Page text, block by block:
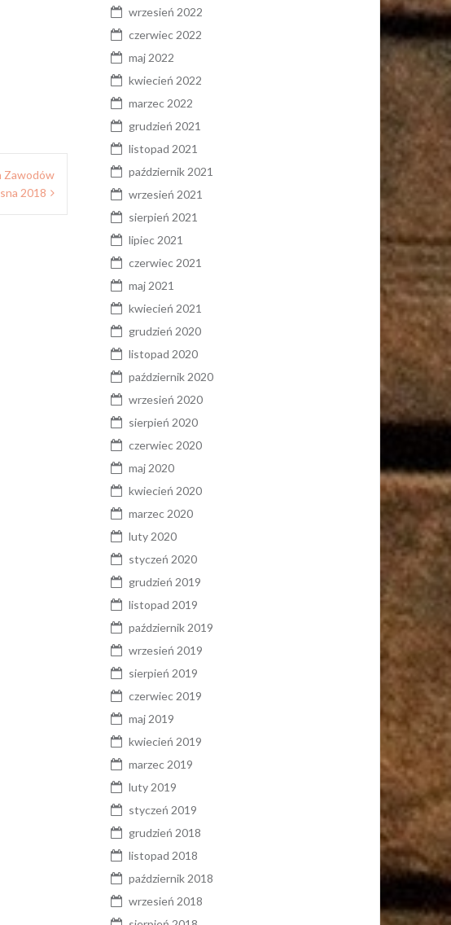
Zawodów
2018
wrzesień 2022
czerwiec 2022
maj 2022
kwiecień 2022
marzec 2022
grudzień 2021
listopad 2021
październik 2021
wrzesień 2021
sierpień 2021
lipiec 2021
czerwiec 2021
maj 2021
kwiecień 2021
grudzień 2020
listopad 2020
październik 2020
wrzesień 2020
sierpień 2020
czerwiec 2020
maj 2020
kwiecień 2020
marzec 2020
luty 2020
styczeń 2020
grudzień 2019
listopad 2019
październik 2019
wrzesień 2019
sierpień 2019
czerwiec 2019
maj 2019
kwiecień 2019
marzec 2019
luty 2019
styczeń 2019
grudzień 2018
listopad 2018
październik 2018
wrzesień 2018